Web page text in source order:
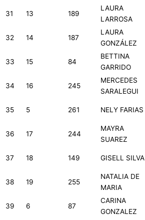
31 13 189
LAURA
LARROSA
32 14 187
LAURA
GONZÁLEZ
33 15 84
BETTINA
GARRIDO
34 16 245
MERCEDES
SARALEGUI
35 5 261 NELY FARIAS
36 17 244
MAYRA
SUAREZ
37 18 149 GISELL SILVA
38 19 255
NATALIA DE
MARIA
39 6 87
CARINA
GONZALEZ